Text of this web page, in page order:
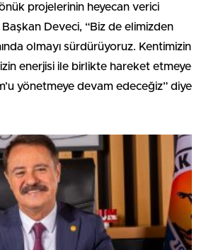
projelerinin heyecan verici
Deveci, “Biz de elimizden
olmayı sürdürüyoruz. Kentimizin
enerjisi ile birlikte hareket etmeye
yönetmeye devam edeceğiz” diye